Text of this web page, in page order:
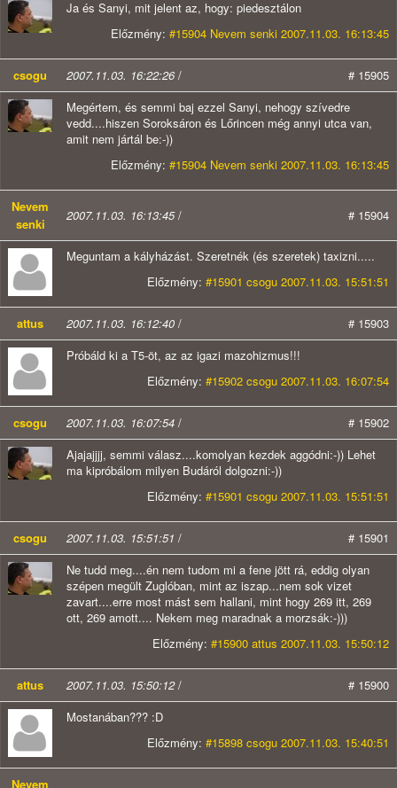
Ja és Sanyi, mit jelent az, hogy: piedesztálon
Előzmény: #15904 Nevem senki 2007.11.03. 16:13:45
csogu 2007.11.03. 16:22:26/
# 15905
Megértem, és semmi baj ezzel Sanyi, nehogy szívedre
vedd....hiszen Soroksáron és Lőrincen még annyi utca van,
amit nem jártál be:-))
Előzmény: #15904 Nevem senki 2007.11.03. 16:13:45
Nevem
senki
2007.11.03. 16:13:45/ # 15904
Meguntam a kályházást. Szeretnék (és szeretek) taxizni.....
Előzmény: #15901 csogu 2007.11.03. 15:51:51
attus 2007.11.03. 16:12:40 /
# 15903
Próbáld ki a T5-öt, az az igazi mazohizmus!!!
Előzmény: #15902 csogu 2007.11.03. 16:07:54
csogu 2007.11.03. 16:07:54 /
# 15902
Ajajajjjj, semmi válasz....komolyan kezdek aggódni:-)) Lehet
ma kipróbálom milyen Budáról dolgozni:-))
Előzmény: #15901 csogu 2007.11.03. 15:51:51
csogu 2007.11.03. 15:51:51 /
# 15901
Ne tudd meg....én nem tudom mi a fene jött rá, eddig olyan
szépen megült Zuglóban, mint az iszap...nem sok vizet
zavart....erre most mást sem hallani, mint hogy 269 itt, 269
ott, 269 amott.... Nekem meg maradnak a morzsák:-)))
Előzmény: #15900 attus 2007.11.03. 15:50:12
attus 2007.11.03. 15:50:12/
# 15900
Mostanában??? :D
Előzmény: #15898 csogu 2007.11.03. 15:40:51
Nevem